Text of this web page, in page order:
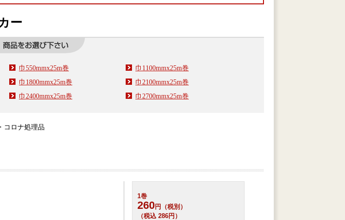
ー
巾550mmx25m巻
巾1100mmx25m巻
巾1800mmx25m巻
巾2100mmx25m巻
巾2400mmx25m巻
巾2700mmx25m巻
・コロナ処理品
1巻
260円（税別）
（税込 286円）